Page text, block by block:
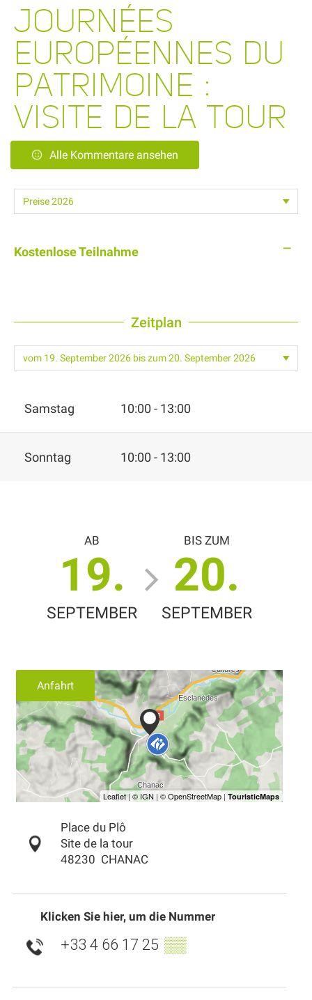
JOURNÉES
EUROPÉENNES DU
PATRIMOINE :
VISITE DE LA TOUR
Alle Kommentare ansehen
Kostenlose Teilnahme —
Zeitplan
Samstag 10:00 - 13:00
Sonntag 10:00 - 13:00
AB
19.
SEPTEMBER
BIS ZUM
20.
SEPTEMBER
Anfahrt
Place du Plô
Site de la tour
48230 CHANAC
Klicken Sie hier, um die Nummer
+33 4 66 17 25 ▒▒